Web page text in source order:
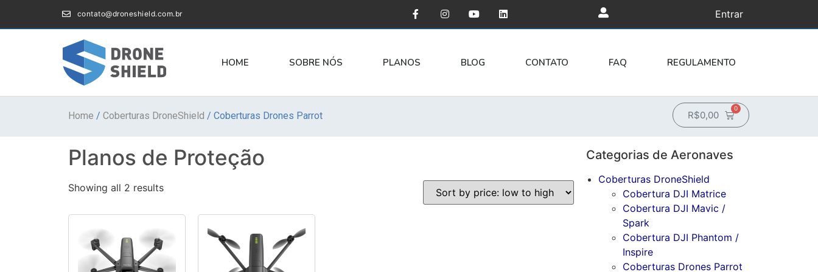
contato@droneshield.com.br Entrar
HOME SOBRE NÓS PLANOS BLOG CONTATO FAQ REGULAMENTO
Home / Coberturas DroneShield / Coberturas Drones Parrot R$0,00
0
Planos de Proteção
Showing all 2 results
Categorias de Aeronaves
Coberturas DroneShield
Cobertura DJI Matrice
Cobertura DJI Mavic /
Spark
Cobertura DJI Phantom /
Inspire
Coberturas Drones Parrot